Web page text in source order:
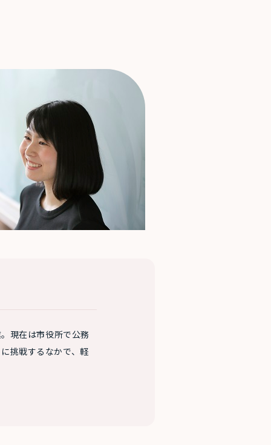
現在は市役所で公務
挑戦するなかで、軽